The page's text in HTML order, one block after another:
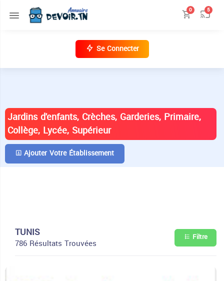
0 5
Se Connecter
Jardins d'enfants, Crèches, Garderies, Primaire,
Collège, Lycée, Supérieur
Ajouter Votre Établissement
TUNIS
786 Résultats Trouvées Filtre